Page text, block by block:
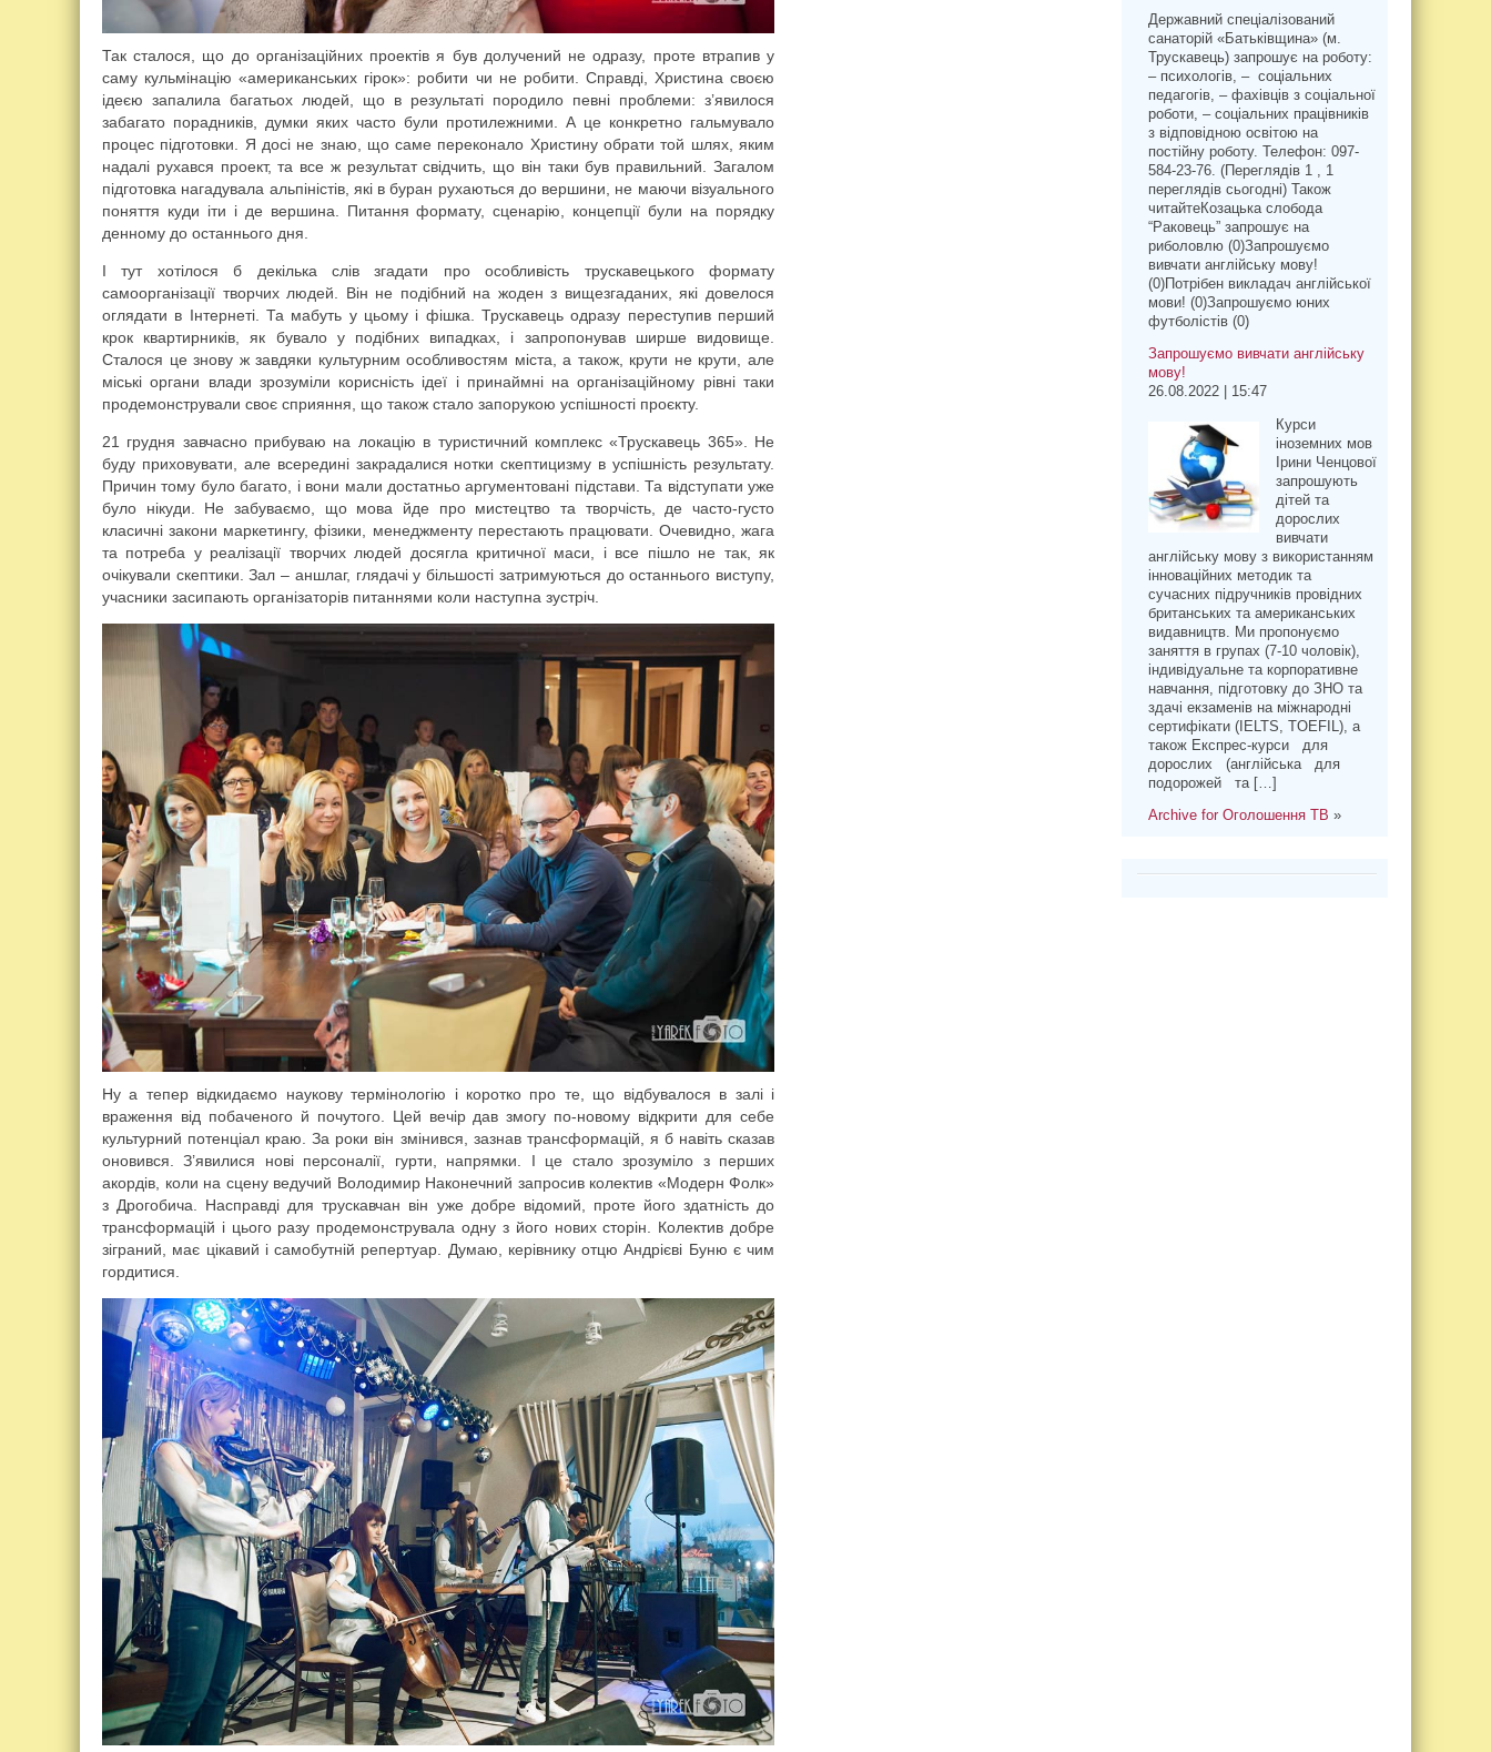
Так сталося, що до організаційних проектів я був долучений не одразу, проте втрапив у
саму кульмінацію «американських гірок»: робити чи не робити. Справді, Христина своєю
ідеєю запалила багатьох людей, що в результаті породило певні проблеми: з’явилося
забагато порадників, думки яких часто були протилежними. А це конкретно гальмувало
процес підготовки. Я досі не знаю, що саме переконало Христину обрати той шлях, яким
надалі рухався проект, та все ж результат свідчить, що він таки був правильний. Загалом
підготовка нагадувала альпіністів, які в буран рухаються до вершини, не маючи візуального
поняття куди іти і де вершина. Питання формату, сценарію, концепції були на порядку
денному до останнього дня.
І тут хотілося б декілька слів згадати про особливість трускавецького формату
самоорганізації творчих людей. Він не подібний на жоден з вищезгаданих, які довелося
оглядати в Інтернеті. Та мабуть у цьому і фішка. Трускавець одразу переступив перший
крок квартирників, як бувало у подібних випадках, і запропонував ширше видовище.
Сталося це знову ж завдяки культурним особливостям міста, а також, крути не крути, але
міські органи влади зрозуміли корисність ідеї і принаймні на організаційному рівні таки
продемонстрували своє сприяння, що також стало запорукою успішності проєкту.
21 грудня завчасно прибуваю на локацію в туристичний комплекс «Трускавець 365». Не
буду приховувати, але всередині закрадалися нотки скептицизму в успішність результату.
Причин тому було багато, і вони мали достатньо аргументовані підстави. Та відступати уже
було нікуди. Не забуваємо, що мова йде про мистецтво та творчість, де часто-густо
класичні закони маркетингу, фізики, менеджменту перестають працювати. Очевидно, жага
та потреба у реалізації творчих людей досягла критичної маси, і все пішло не так, як
очікували скептики. Зал – аншлаг, глядачі у більшості затримуються до останнього виступу,
учасники засипають організаторів питаннями коли наступна зустріч.
Ну а тепер відкидаємо наукову термінологію і коротко про те, що відбувалося в залі і
враження від побаченого й почутого. Цей вечір дав змогу по-новому відкрити для себе
культурний потенціал краю. За роки він змінився, зазнав трансформацій, я б навіть сказав
оновився. З’явилися нові персоналії, гурти, напрямки. І це стало зрозуміло з перших
акордів, коли на сцену ведучий Володимир Наконечний запросив колектив «Модерн Фолк»
з Дрогобича. Насправді для трускавчан він уже добре відомий, проте його здатність до
трансформацій і цього разу продемонструвала одну з його нових сторін. Колектив добре
зіграний, має цікавий і самобутній репертуар. Думаю, керівнику отцю Андрієві Буню є чим
гордитися.
Державний спеціалізований
санаторій «Батьківщина» (м.
Трускавець) запрошує на роботу:
– психологів, – соціальних
педагогів, – фахівців з соціальної
роботи, – соціальних працівників
з відповідною освітою на
постійну роботу. Телефон: 097-
584-23-76. (Переглядів 1 , 1
переглядів сьогодні) Також
читайтеКозацька слобода
“Раковець” запрошує на
риболовлю (0)Запрошуємо
вивчати англійську мову!
(0)Потрібен викладач англійської
мови! (0)Запрошуємо юних
футболістів (0)
Запрошуємо вивчати англійську
мову!
26.08.2022 | 15:47
Курси
іноземних мов
Ірини Ченцової
запрошують
дітей та
дорослих
вивчати
англійську мову з використанням
інноваційних методик та
сучасних підручників провідних
британських та американських
видавництв. Ми пропонуємо
заняття в групах (7-10 чоловік),
індивідуальне та корпоративне
навчання, підготовку до ЗНО та
здачі екзаменів на міжнародні
сертифікати (IELTS, TOEFIL), а
також Експрес-курси для
дорослих (англійська для
подорожей та […]
Archive for Оголошення ТВ »